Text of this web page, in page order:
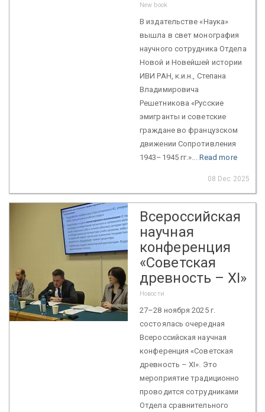
New book
В издательстве «Наука»
вышла в свет монография
научного сотрудника Отдела
Новой и Новейшей истории
ИВИ РАН, к.и.н., Степана
Владимировича
Решетникова «Русские
эмигранты и советские
граждане во французском
движении Сопротивления
1943–1945 гг.»... Read more
08 Dec 2025
Всероссийская
научная
конференция
«Советская
древность – XI»
Новости
27–28 ноября 2025 г.
состоялась очередная
Всероссийская научная
конференция «Советская
древность – XI». Это
мероприятие традиционно
проводится сотрудниками
Отдела сравнительного